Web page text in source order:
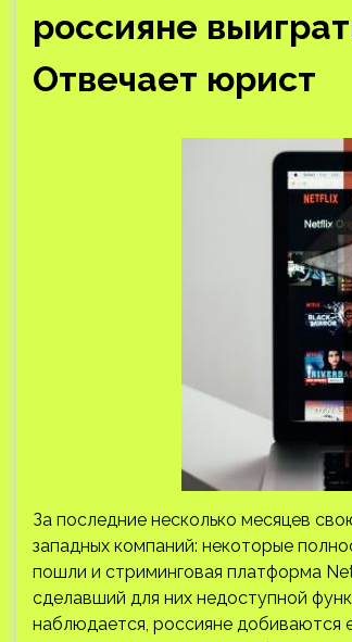
россияне
Отвечает юрист
За последние несколько месяцев
западных компаний: некоторые
пошли и стриминговая платформа
сделавший для них недоступной
наблюдается, россияне добиваются